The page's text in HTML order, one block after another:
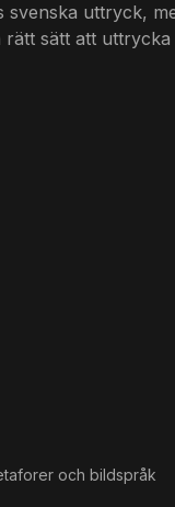
svenska uttryck,
rätt sätt att uttrycka
och bildspråk